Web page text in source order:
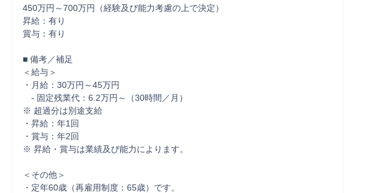
450万円～700万円（経験及び能力考慮の上で決定）
昇給：有り
賞与：有り
■ 備考／補足
＜給与＞
・月給：30万円～45万円
- 固定残業代：6.2万円～（30時間／月）
※ 超過分は別途支給
・昇給：年1回
・賞与：年2回
※ 昇給・賞与は業績及び能力によります。
＜その他＞
・定年60歳（再雇用制度：65歳）です。